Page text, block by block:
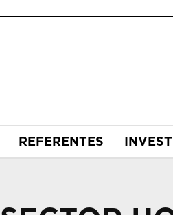
REFERENTES INVEST